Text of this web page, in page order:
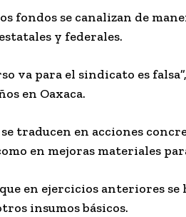
fondos se canalizan de
y federales.
va para el sindicato es
en Oaxaca.
traducen en acciones
en mejoras materiales
en ejercicios anteriores
insumos básicos.